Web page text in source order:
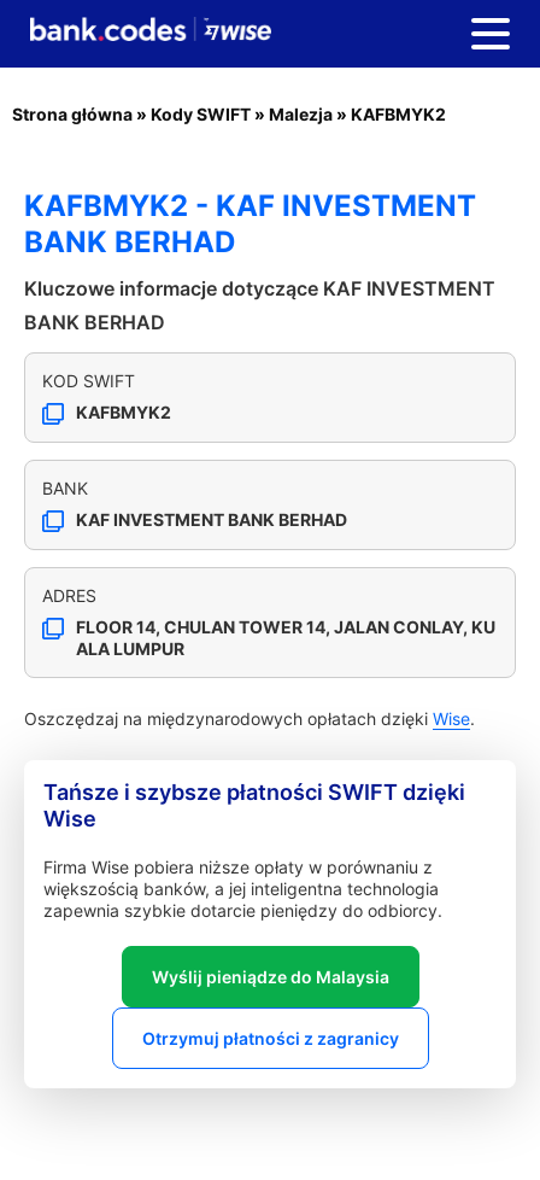
Strona główna » Kody SWIFT » Malezja » KAFBMYK2
KAFBMYK2 - KAF INVESTMENT
BANK BERHAD
Kluczowe informacje dotyczące KAF INVESTMENT
BANK BERHAD
KOD SWIFT
KAFBMYK2
BANK
KAF INVESTMENT BANK BERHAD
ADRES
FLOOR 14, CHULAN TOWER 14, JALAN CONLAY, KU
ALA LUMPUR
Oszczędzaj na międzynarodowych opłatach dzięki Wise.
Tańsze i szybsze płatności SWIFT dzięki
Wise
Firma Wise pobiera niższe opłaty w porównaniu z
większością banków, a jej inteligentna technologia
zapewnia szybkie dotarcie pieniędzy do odbiorcy.
Wyślij pieniądze do Malaysia
Otrzymuj płatności z zagranicy